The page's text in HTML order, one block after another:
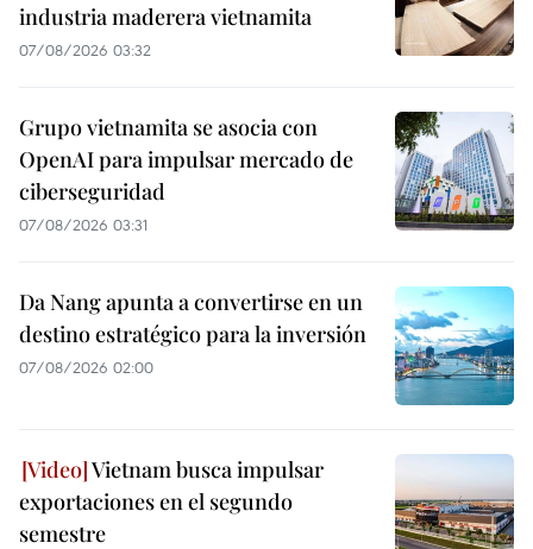
industria maderera vietnamita
07/08/2026 03:32
Grupo vietnamita se asocia con
OpenAI para impulsar mercado de
ciberseguridad
07/08/2026 03:31
Da Nang apunta a convertirse en un
destino estratégico para la inversión
07/08/2026 02:00
Vietnam busca impulsar
exportaciones en el segundo
semestre